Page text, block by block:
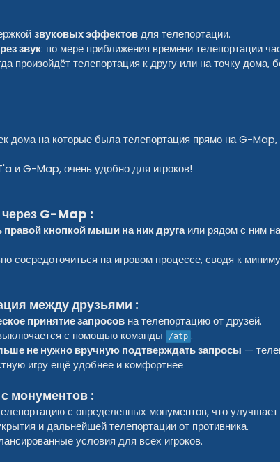
звуковых эффектовдля телепортации.
звук: по мере приближения времени телепортации
произойдёт телепортация к другу или на точку
дома на которые была телепортация прямо на G-
и G-Map, очень удобно для игроков!
G-Map :
правой кнопкой мыши на ник другаили рядом с ним
сосредоточиться на игровом процессе, сводя к
между друзьями :
принятие запросов на телепортацию от друзей.
с помощью команды
/atp .
не нужно вручную подтверждать запросы —
игру ещё удобнее и комфортнее
монументов :
с определенных монументов, что
и дальнейшей телепортации от противника.
условия для всех игроков.